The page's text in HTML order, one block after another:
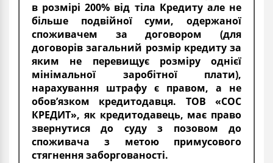
в розмірі 200% від тіла Кредиту але не
більше подвійної суми, одержаної
споживачем за договором (для
договорів загальний розмір кредиту за
яким не перевищує розміру однієї
мінімальної заробітної плати),
нарахування штрафу є правом, а не
обов’язком кредитодавця. ТОВ «СОС
КРЕДИТ», як кредитодавець, має право
звернутися до суду з позовом до
споживача з метою примусового
стягнення заборгованості.